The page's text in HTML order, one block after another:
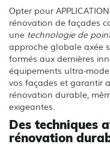
Opter pour
rénovation de façades
une technologie de
approche globale axée
formés aux dernières
équipements ultra-
vos façades et garantir
rénovation durable,
exigeantes.
Des techniques
rénovation